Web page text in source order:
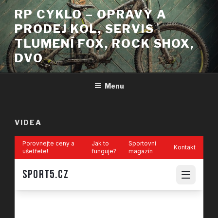
Přejít
k
obsahu
webu
RP CYKLO – OPRAVY A
PRODEJ KOL, SERVIS
TLUMENÍ FOX, ROCK SHOX,
DVO
Menu
VIDEA